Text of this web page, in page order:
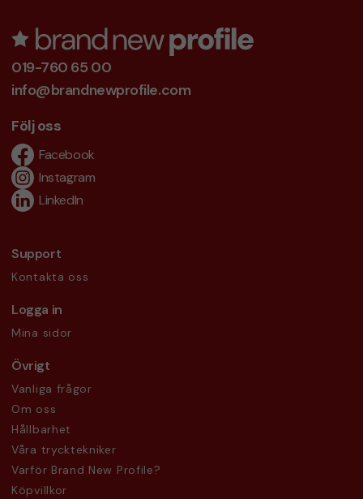
019-760 65 00
info@brandnewprofile.com
Följ oss
Facebook
Instagram
LinkedIn
Support
Kontakta oss
Logga in
Mina sidor
Övrigt
Vanliga frågor
Om oss
Hållbarhet
Våra trycktekniker
Varför Brand New Profile?
Köpvillkor